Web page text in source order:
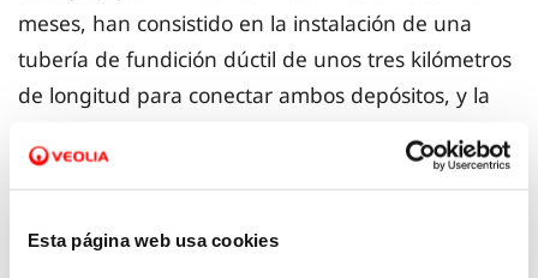
Esta página web usa cookies
meses, han consistido en la instalación de una
tubería de fundición dúctil de unos tres kilómetros
de longitud para conectar ambos depósitos, y la
depósito Palau de Reig para impulsar el agua
urbano se sitúa alrededor de los 49 metros cúbicos